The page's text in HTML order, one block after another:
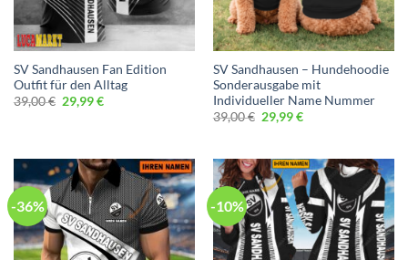
SV Sandhausen Fan Edition
Outfit für den Alltag
39,00€ Ursprünglicher
Preis
29,99€Aktueller
SV Sandhausen – Hundehoodie
Sonderausgabe mit
Individueller Name Nummer
39,00€ Ursprünglicher
Preis
29,99€Aktueller
-36% -10%